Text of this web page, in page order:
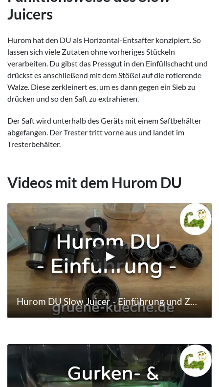
Juicers
Hurom hat den DU als Horizontal-Entsafter konzipiert. So
lassen sich viele Zutaten ohne vorheriges Stückeln
verarbeiten. Du gibst das Pressgut in den Einfüllschacht und
drückst es anschließend mit dem Stößel auf die rotierende
Walze. Diese zerkleinert es, um es dann gegen ein Sieb zu
drücken und so den Saft zu extrahieren.
Der Saft wird unterhalb des Geräts mit einem Saftbehälter
abgefangen. Der Trester tritt vorne aus und landet im
Tresterbehälter.
Videos mit dem Hurom DU
Hurom DU Slow Juicer - Einführung und Zubehör (Teil 1/6)